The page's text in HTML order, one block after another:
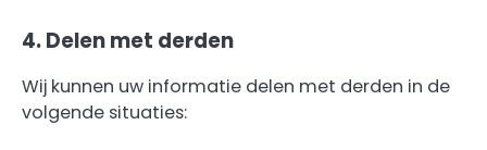
4. Delen met derden
Wij kunnen uw informatie delen met derden in de
volgende situaties: